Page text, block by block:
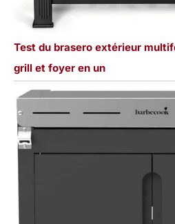
Test du brasero extérieur
grill et foyer en un